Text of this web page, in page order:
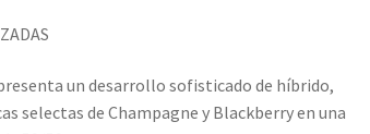
un desarrollo sofisticado de híbrido,
selectas de Champagne y Blackberry en una